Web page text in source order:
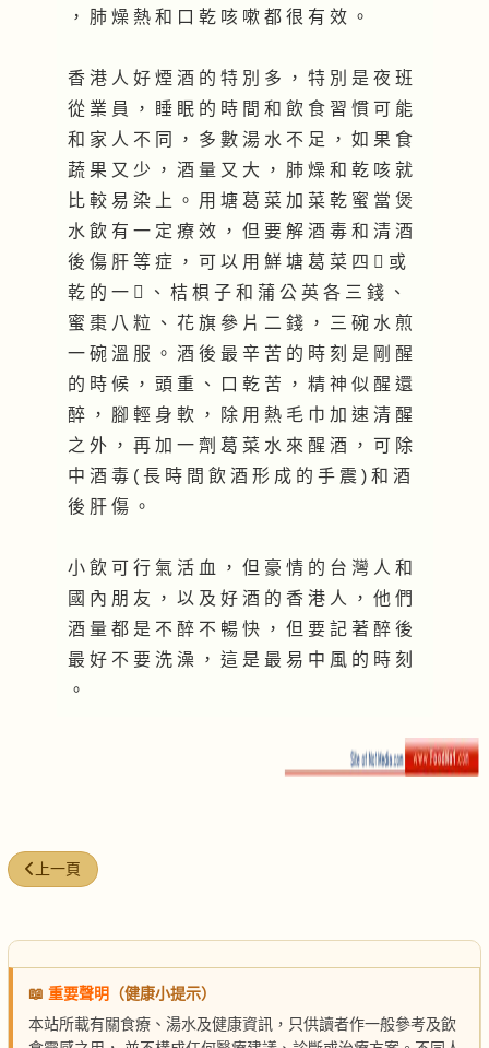
， 肺 燥 熱 和 口 乾 咳 嗽 都 很 有 效 。
香 港 人 好 煙 酒 的 特 別 多 ， 特 別 是 夜 班
從 業 員 ， 睡 眠 的 時 間 和 飲 食 習 慣 可 能
和 家 人 不 同 ， 多 數 湯 水 不 足 ， 如 果 食
蔬 果 又 少 ， 酒 量 又 大 ， 肺 燥 和 乾 咳 就
比 較 易 染 上 。 用 塘 葛 菜 加 菜 乾 蜜 當 煲
水 飲 有 一 定 療 效 ， 但 要 解 酒 毒 和 清 酒
後 傷 肝 等 症 ， 可 以 用 鮮 塘 葛 菜 四  或
乾 的 一  、 桔 梖 子 和 蒲 公 英 各 三 錢 、
蜜 棗 八 粒 、 花 旗 參 片 二 錢 ， 三 碗 水 煎
一 碗 溫 服 。 酒 後 最 辛 苦 的 時 刻 是 剛 醒
的 時 候 ， 頭 重 、 口 乾 苦 ， 精 神 似 醒 還
醉 ， 腳 輕 身 軟 ， 除 用 熱 毛 巾 加 速 清 醒
之 外 ， 再 加 一 劑 葛 菜 水 來 醒 酒 ， 可 除
中 酒 毒 ( 長 時 間 飲 酒 形 成 的 手 震 ) 和 酒
後 肝 傷 。
小 飲 可 行 氣 活 血 ， 但 豪 情 的 台 灣 人 和
國 內 朋 友 ， 以 及 好 酒 的 香 港 人 ， 他 們
酒 量 都 是 不 醉 不 暢 快 ， 但 要 記 著 醉 後
最 好 不 要 洗 澡 ， 這 是 最 易 中 風 的 時 刻
。
上一篇文章: 醉翁茶
上一頁
📖 重要聲明
（健康小提示）
本站所載有關食療、湯水及健康資訊，只供讀者作一般參考及飲